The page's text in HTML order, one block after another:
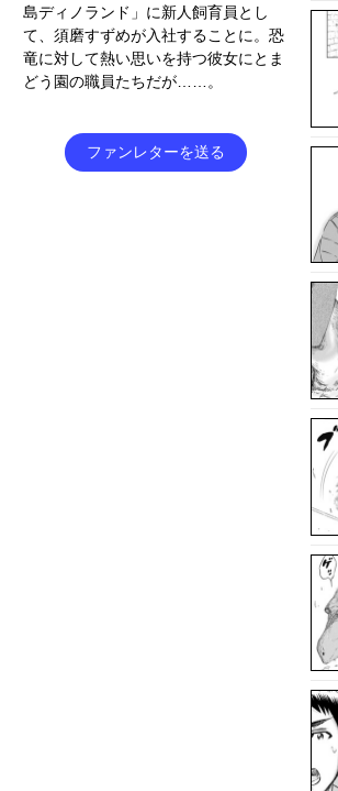
島ディノランド」に新人飼育員とし
て、須磨すずめが入社することに。恐
竜に対して熱い思いを持つ彼女にとま
どう園の職員たちだが……。
ファンレターを送る